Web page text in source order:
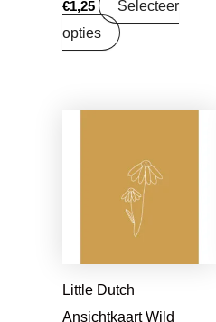
€1,25
Selecteer
opties
Little Dutch
Ansichtkaart Wild
€1,25.€0,99.